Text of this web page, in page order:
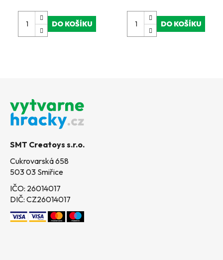
DO KOŠÍKU DO KOŠÍKU
SMT Creatoys s.r.o.
Cukrovarská 658
503 03 Smiřice
IČO: 26014017
DIČ: CZ26014017